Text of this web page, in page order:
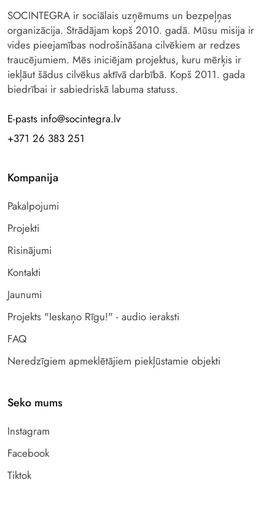
SOCINTEGRA ir sociālais uzņēmums un bezpeļņas
organizācija. Strādājam kopš 2010. gadā. Mūsu misija ir
vides pieejamības nodrošināšana cilvēkiem ar redzes
traucējumiem. Mēs iniciējam projektus, kuru mērķis ir
iekļāut šādus cilvēkus aktīvā darbībā. Kopš 2011. gada
biedrībai ir sabiedriskā labuma statuss.
E-pasts info@socintegra.lv
+371 26 383 251
Kompanija
Pakalpojumi
Projekti
Risinājumi
Kontakti
Jaunumi
Projekts "Ieskaņo Rīgu!" - audio ieraksti
FAQ
Neredzīgiem apmeklētājiem piekļūstamie objekti
Seko mums
Instagram
Facebook
Tiktok